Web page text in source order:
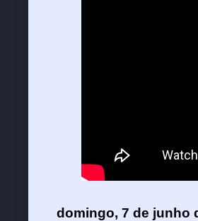
domingo, 7 de junho